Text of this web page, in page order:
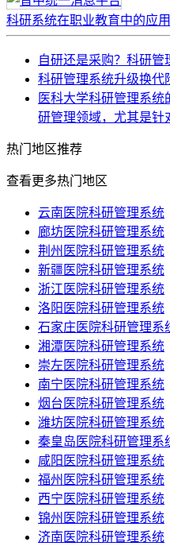
科研系统在职业教育中的应
自研还是采购？科研管
科研管理系统升级换代
医科大学科研管理系
研管理领域，尤其是针
热门 地区推荐
查看更多热门地区
云南医院科研管理系统
廊坊医院科研管理系统
荆州医院科研管理系统
新疆医院科研管理系统
浙江医院科研管理系统
洛阳医院科研管理系统
石家庄医院科研管理系
湘潭医院科研管理系统
崇左医院科研管理系统
南宁医院科研管理系统
烟台医院科研管理系统
潍坊医院科研管理系统
秦皇岛医院科研管理系
咸阳医院科研管理系统
福州医院科研管理系统
西宁医院科研管理系统
锦州医院科研管理系统
济南医院科研管理系统